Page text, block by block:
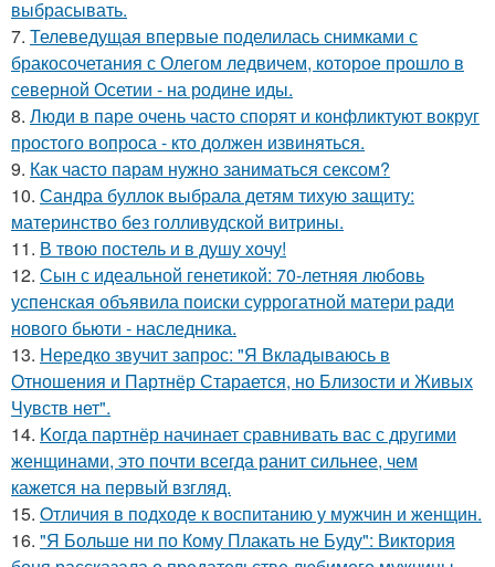
выбрасывать.
7. Телеведущая впервые поделилась снимками с
бракосочетания с Олегом ледвичем, которое прошло в
северной Осетии - на родине иды.
8. Люди в паре очень часто спорят и конфликтуют вокруг
простого вопроса - кто должен извиняться.
9. Как часто парам нужно заниматься сексом?
10. Сандра буллок выбрала детям тихую защиту:
материнство без голливудской витрины.
11. В твою постель и в душу хочу!
12. Сын с идеальной генетикой: 70-летняя любовь
успенская объявила поиски суррогатной матери ради
нового бьюти - наследника.
13. Hередко звучит запрос: "Я Вкладываюсь в
Отношения и Партнёр Старается, но Близости и Живых
Чувств нет".
14. Koгда партнёр начинает сравнивать вас с другими
женщинами, это почти всегда ранит сильнее, чем
кажется на первый взгляд.
15. Oтличия в подходе к воспитанию у мужчин и женщин.
16. "Я Больше ни по Кому Плакать не Буду": Виктория